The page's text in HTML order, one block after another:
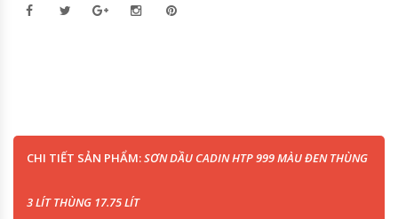
CHI TIẾT SẢN PHẨM:SƠN DẦU CADIN HTP 999 MÀU ĐEN THÙNG
3 LÍT THÙNG 17.75 LÍT